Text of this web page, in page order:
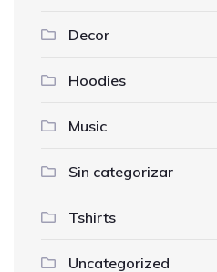
Decor
Hoodies
Music
Sin categorizar
Tshirts
Uncategorized